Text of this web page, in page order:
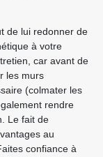
de lui redonner de
à votre
car avant de
les murs
(colmater les
rendre
Le fait de
au
confiance à